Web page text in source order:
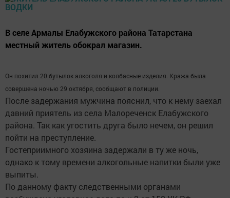
В селе Армалы Елабужского района Татарстана
местный житель обокрал магазин.
Он похитил 20 бутылок алкоголя и колбасные изделия. Кража была
совершена ночью 29 октября, сообщают в полиции.
После задержания мужчина пояснил, что к нему заехал
давний приятель из села Малореченск Елабужского
района. Так как угостить друга было нечем, он решил
пойти на преступление.
Гостеприимного хозяина задержали в ту же ночь,
однако к тому времени алкогольные напитки были уже
выпиты.
По данному факту следственными органами